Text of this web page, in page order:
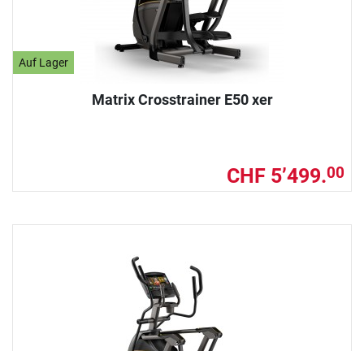
Auf Lager
Matrix Crosstrainer E50 xer
CHF 5’499.00